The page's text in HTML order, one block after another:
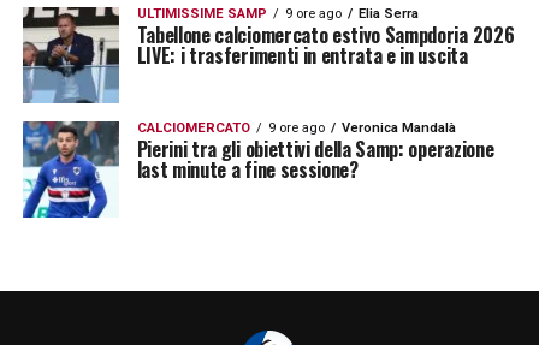
ULTIMISSIME SAMP 9 ore ago Elia Serra
Tabellone calciomercato estivo Sampdoria 2026
LIVE: i trasferimenti in entrata e in uscita
CALCIOMERCATO 9 ore ago Veronica Mandalà
Pierini tra gli obiettivi della Samp: operazione
last minute a fine sessione?